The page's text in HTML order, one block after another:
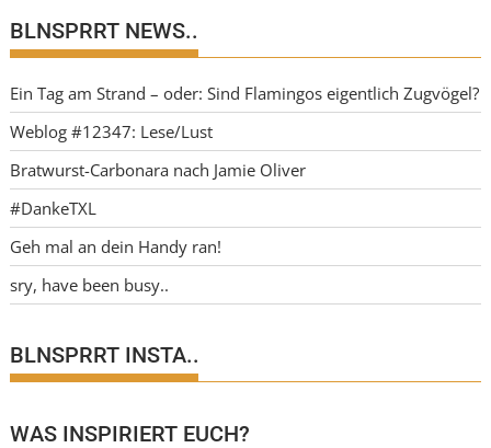
BLNSPRRT NEWS..
Ein Tag am Strand – oder: Sind Flamingos eigentlich Zugvögel?
Weblog #12347: Lese/Lust
Bratwurst-Carbonara nach Jamie Oliver
#DankeTXL
Geh mal an dein Handy ran!
sry, have been busy..
BLNSPRRT INSTA..
WAS INSPIRIERT EUCH?